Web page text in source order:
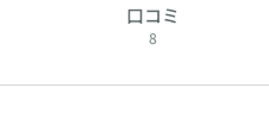
口コミ
8